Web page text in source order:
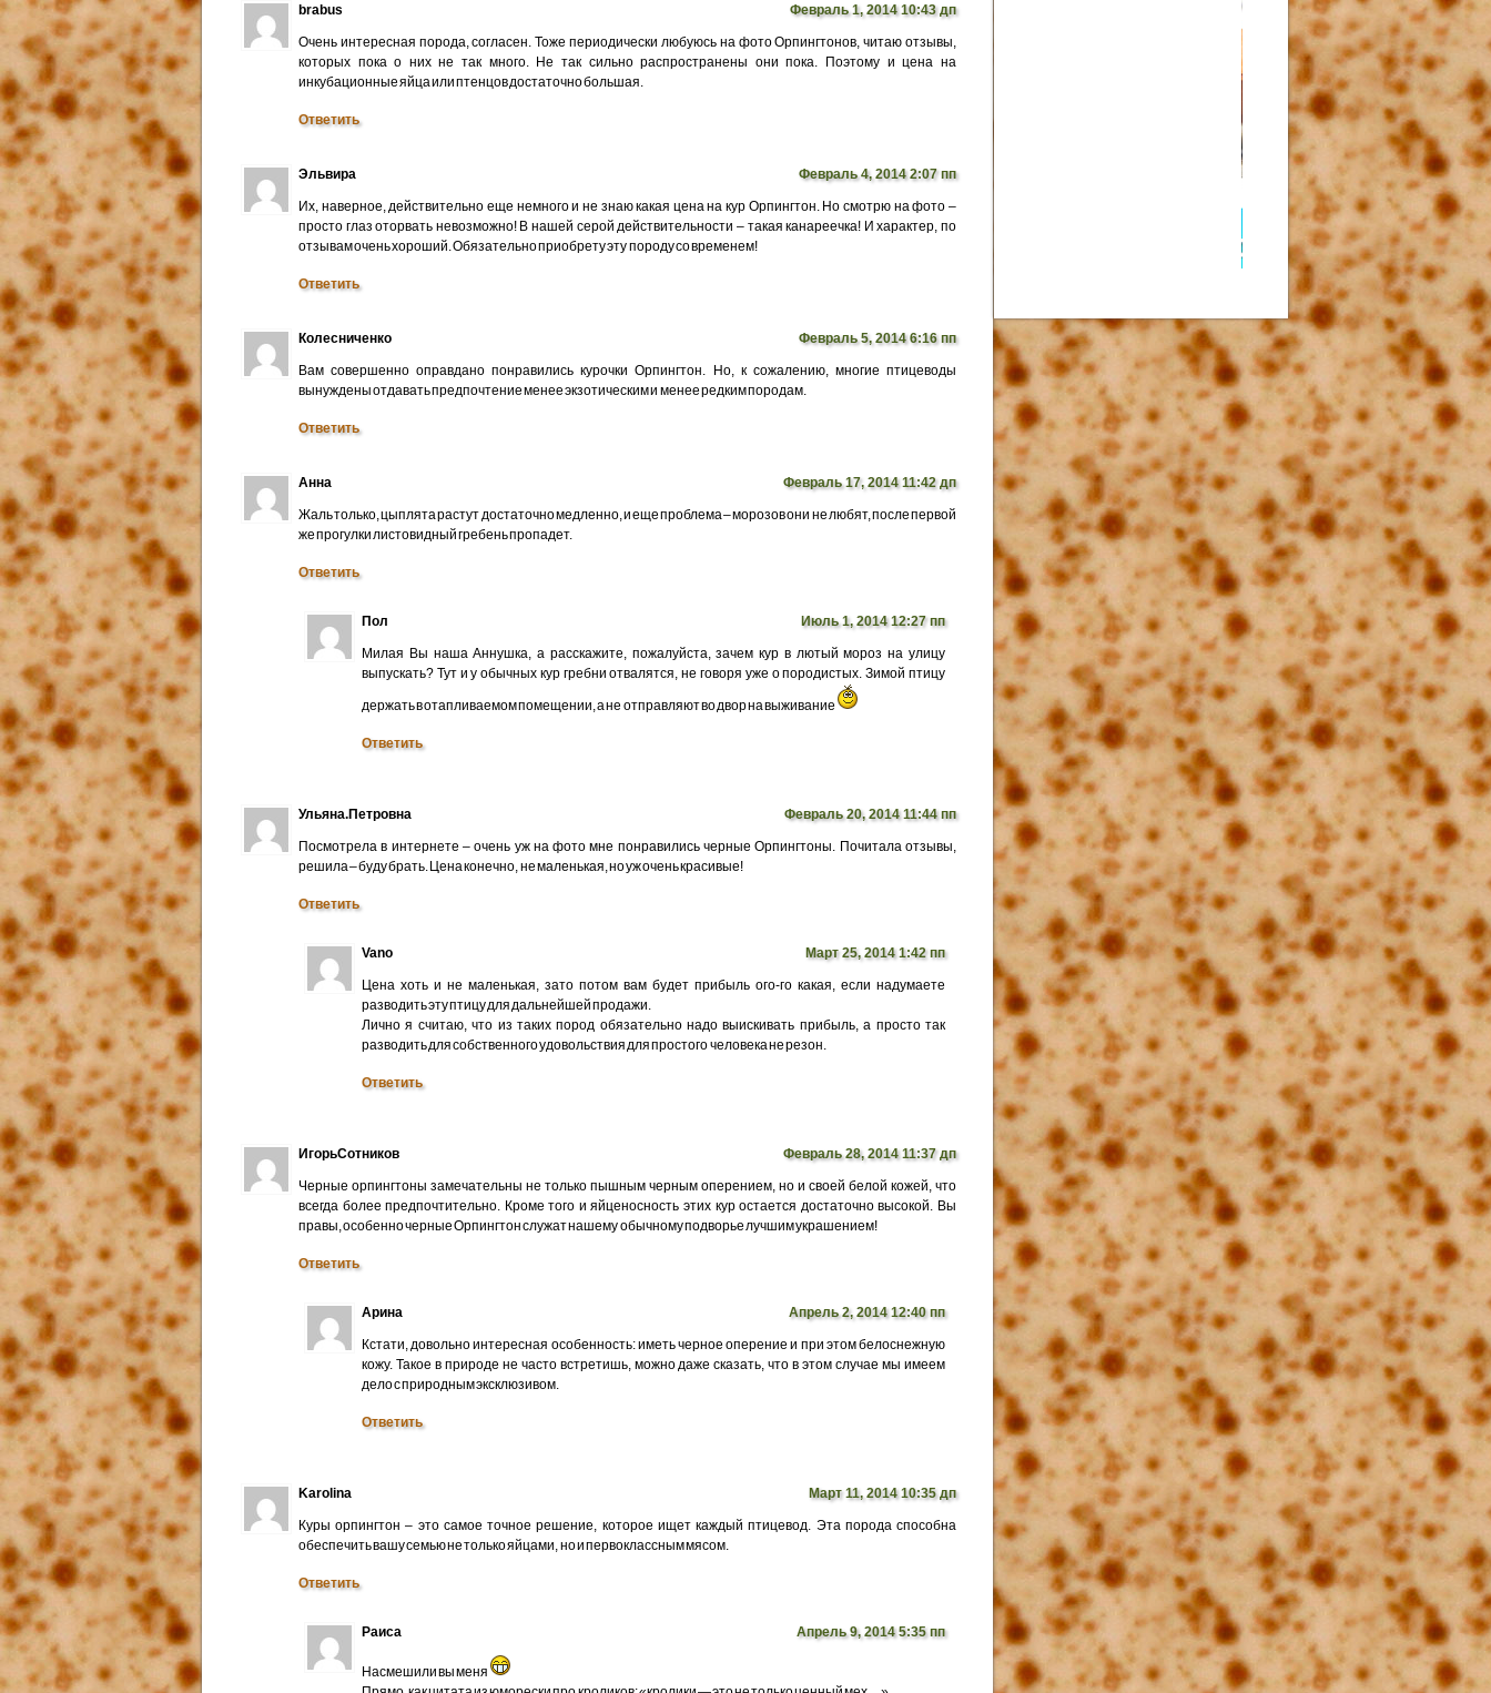
brabus Февраль 1, 2014 10:43 дп
Очень интересная порода, согласен. Тоже периодически любуюсь на фото Орпингтонов, читаю отзывы,
которых пока о них не так много. Не так сильно распространены они пока. Поэтому и цена на
инкубационные яйца или птенцов достаточно большая.
Ответить
Эльвира Февраль 4, 2014 2:07 пп
Их, наверное, действительно еще немного и не знаю какая цена на кур Орпингтон. Но смотрю на фото –
просто глаз оторвать невозможно! В нашей серой действительности – такая канареечка! И характер, по
отзывам очень хороший. Обязательно приобрету эту породу со временем!
Ответить
Колесниченко Февраль 5, 2014 6:16 пп
Вам совершенно оправдано понравились курочки Орпингтон. Но, к сожалению, многие птицеводы
вынуждены отдавать предпочтение менее экзотическим и менее редким породам.
Ответить
Анна Февраль 17, 2014 11:42 дп
Жаль только, цыплята растут достаточно медленно, и еще проблема – морозов они не любят, после первой
же прогулки листовидный гребень пропадет.
Ответить
Пол Июль 1, 2014 12:27 пп
Милая Вы наша Аннушка, а расскажите, пожалуйста, зачем кур в лютый мороз на улицу
выпускать? Тут и у обычных кур гребни отвалятся, не говоря уже о породистых. Зимой птицу
держать в отапливаемом помещении, а не отправляют во двор на выживание
Ответить
Ульяна.Петровна Февраль 20, 2014 11:44 пп
Посмотрела в интернете – очень уж на фото мне понравились черные Орпингтоны. Почитала отзывы,
решила – буду брать. Цена конечно, не маленькая, но уж очень красивые!
Ответить
Vano Март 25, 2014 1:42 пп
Цена хоть и не маленькая, зато потом вам будет прибыль ого-го какая, если надумаете
разводить эту птицу для дальнейшей продажи.
Лично я считаю, что из таких пород обязательно надо выискивать прибыль, а просто так
разводить для собственного удовольствия для простого человека не резон.
Ответить
ИгорьСотников Февраль 28, 2014 11:37 дп
Черные орпингтоны замечательны не только пышным черным оперением, но и своей белой кожей, что
всегда более предпочтительно. Кроме того и яйценосность этих кур остается достаточно высокой. Вы
правы, особенно черные Орпингтон служат нашему обычному подворье лучшим украшением!
Ответить
Арина Апрель 2, 2014 12:40 пп
Кстати, довольно интересная особенность: иметь черное оперение и при этом белоснежную
кожу. Такое в природе не часто встретишь, можно даже сказать, что в этом случае мы имеем
дело с природным эксклюзивом.
Ответить
Karolina Март 11, 2014 10:35 дп
Куры орпингтон – это самое точное решение, которое ищет каждый птицевод. Эта порода способна
обеспечить вашу семью не только яйцами, но и первоклассным мясом.
Ответить
Раиса Апрель 9, 2014 5:35 пп
Насмешили вы меня